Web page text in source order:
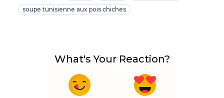
soupe tunisienne aux pois chiches
What's Your Reaction?